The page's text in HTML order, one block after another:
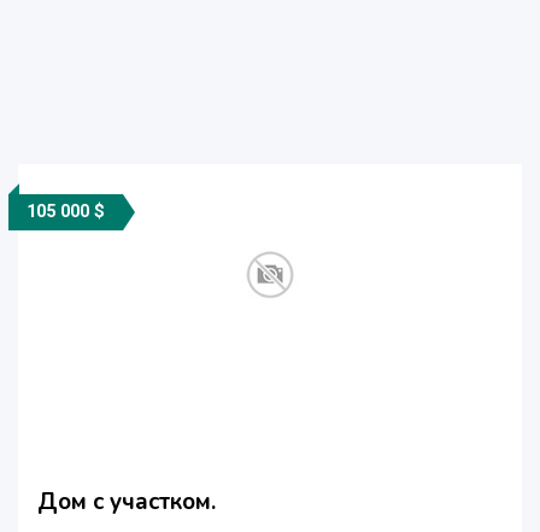
105 000 $
Дом с участком.